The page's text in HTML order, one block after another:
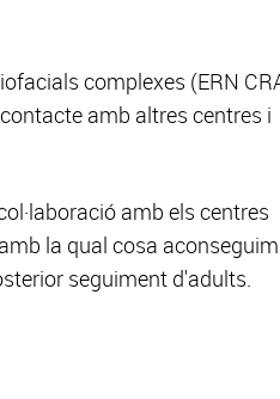
complexes (ERN
amb altres centres i
amb els centres
la qual cosa
seguiment d'adults.